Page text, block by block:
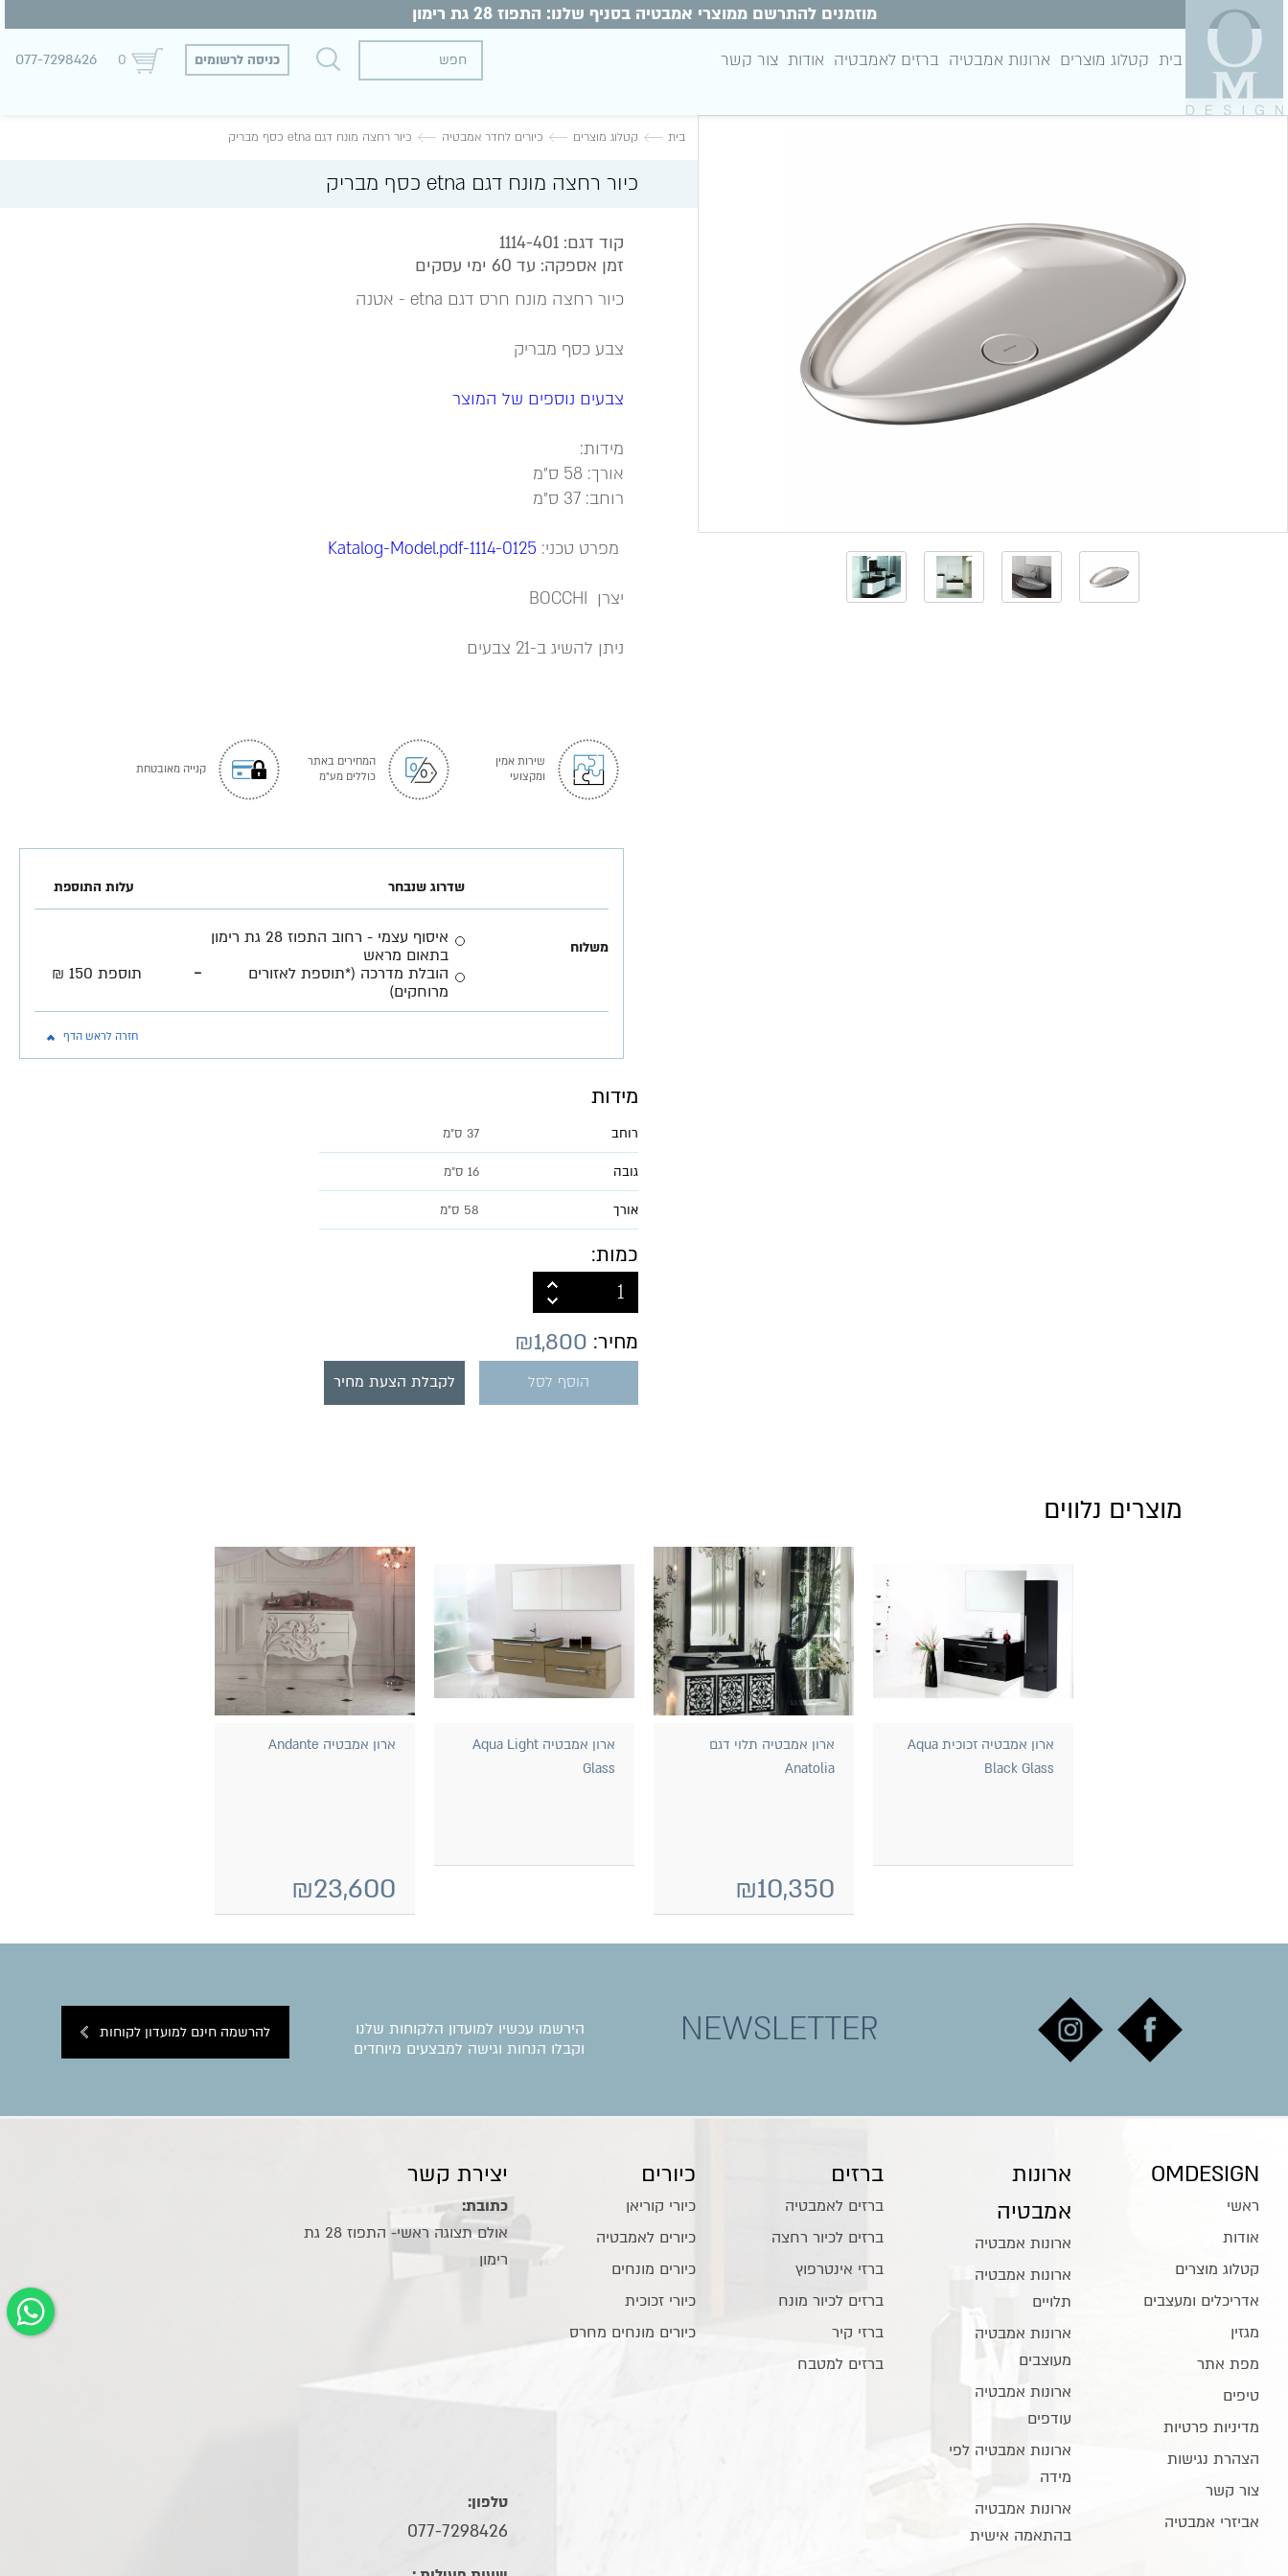
מוזמנים להתרשם ממוצרי אמבטיה בסניף שלנו: התפוז 28 גת רימון
בית קטלוג מוצרים ארונות אמבטיה ברזים לאמבטיה אודות צור קשר כניסה לרשומים 0
077-7298426
בית קטלוג מוצרים כיורים לחדר אמבטיה כיור רחצה מונח דגם etna כסף מבריק
כיור רחצה מונח דגם etna כסף מבריק
קוד דגם: 1114-401
זמן אספקה: עד 60 ימי עסקים
כיור רחצה מונח חרס דגם etna - אטנה
צבע כסף מבריק
צבעים נוספים של המוצר
מידות:
אורך: 58 ס״מ
רוחב: 37 ס״מ
מפרט טכני: 1114-0125-Katalog-Model.pdf
יצרן BOCCHI
ניתן להשיג ב-21 צבעים
שירות אמין
ומקצועי
המחירים באתר
כוללים מע"מ
קנייה מאובטחת
שדרוג שנבחר עלות התוספת
משלוח
איסוף עצמי - רחוב התפוז 28 גת רימון
בתאום מראש
הובלת מדרכה (*תוספת לאזורים
מרוחקים)
- תוספת 150 ₪
חזרה לראש הדף
מידות
רוחב 37 ס״מ
גובה 16 ס"מ
אורך 58 ס״מ
כמות:
מחיר: ₪1,800
הוסף לסל לקבלת הצעת מחיר
מוצרים נלווים
ארון אמבטיה זכוכית Aqua
Black Glass
ארון אמבטיה תלוי דגם
Anatolia
₪10,350
ארון אמבטיה Aqua Light
Glass
ארון אמבטיה Andante
₪23,600
NEWSLETTER
הירשמו עכשיו למועדון הלקוחות שלנו
וקבלו הנחות וגישה למבצעים מיוחדים
להרשמה חינם למועדון לקוחות
OMDESIGN
ראשי
אודות
קטלוג מוצרים
אדריכלים ומעצבים
מגזין
מפת אתר
טיפים
מדיניות פרטיות
הצהרת נגישות
צור קשר
אביזרי אמבטיה
ארונות
אמבטיה
ארונות אמבטיה
ארונות אמבטיה
תלויים
ארונות אמבטיה
מעוצבים
ארונות אמבטיה
עודפים
ארונות אמבטיה לפי
מידה
ארונות אמבטיה
בהתאמה אישית
ברזים
ברזים לאמבטיה
ברזים לכיור רחצה
ברזי אינטרפוץ
ברזים לכיור מונח
ברזי קיר
ברזים למטבח
כיורים
כיורי קוריאן
כיורים לאמבטיה
כיורים מונחים
כיורי זכוכית
כיורים מונחים מחרס
יצירת קשר
כתובת:
אולם תצוגה ראשי- התפוז 28 גת
רימון
טלפון:
077-7298426